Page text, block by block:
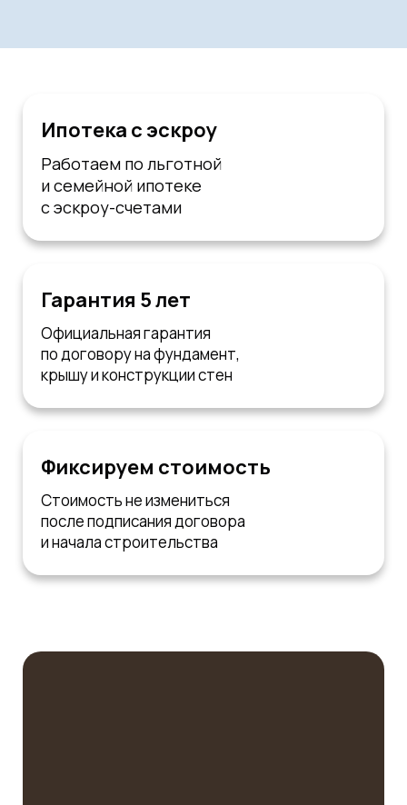
Ипотека с эскроу
Работаем по льготной
и семейной ипотеке
с эскроу-счетами
Гарантия 5 лет
Официальная гарантия
по договору на фундамент,
крышу и конструкции стен
Фиксируем стоимость
Стоимость не измениться
после подписания договора
и начала строительства